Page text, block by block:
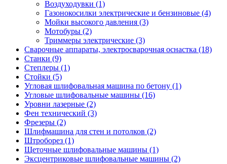
Воздуходувки (1)
Газонокосилки электрические и бензиновые (4)
Мойки высокого давления (3)
Мотобуры (2)
Триммеры электрические (3)
Сварочные аппараты, электросварочная оснастка (18)
Станки (9)
Степлеры (1)
Стойки (5)
Угловая шлифовальная машина по бетону (1)
Угловые шлифовальные машины (16)
Уровни лазерные (2)
Фен технический (3)
Фрезеры (2)
Шлифмашина для стен и потолков (2)
Штроборез (1)
Щеточные шлифовальные машины (1)
Эксцентриковые шлифовальные машины (2)